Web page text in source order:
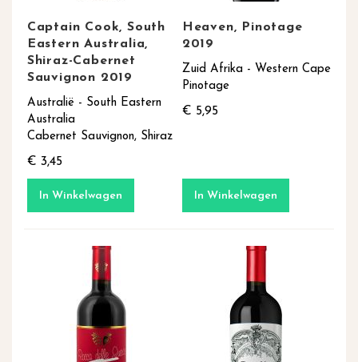
Captain Cook, South
Eastern Australia,
Shiraz-Cabernet
Sauvignon 2019
Australië - South Eastern
Australia
Cabernet Sauvignon, Shiraz
€ 3,45
In Winkelwagen
Heaven, Pinotage
2019
Zuid Afrika - Western Cape
Pinotage
€ 5,95
In Winkelwagen